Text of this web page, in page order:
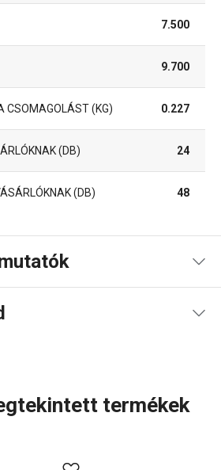
7.500
9.700
CSOMAGOLÁST (KG) 0.227
(DB) 24
(DB) 48
és biztonsági információk
termékek